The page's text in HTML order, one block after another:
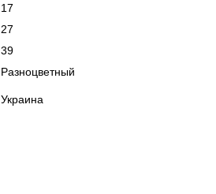
17
27
39
Разноцветный
Украина